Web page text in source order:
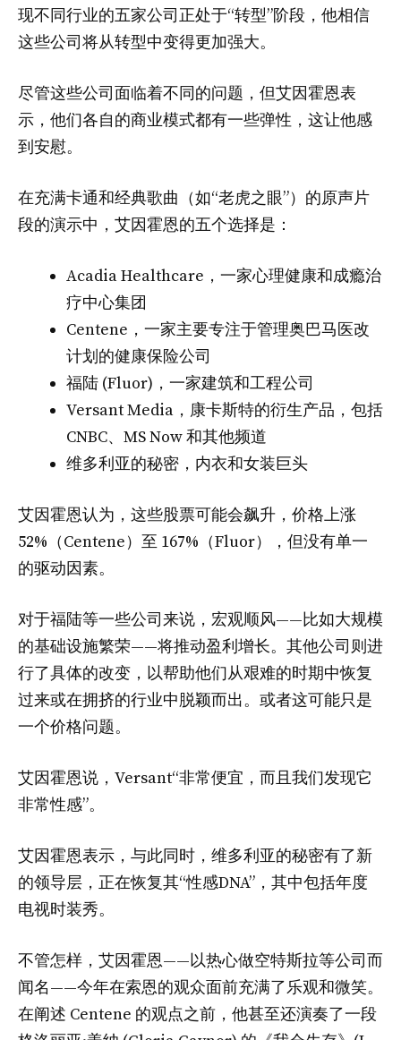
现不同行业的五家公司正处于“转型”阶段，他相信
这些公司将从转型中变得更加强大。
尽管这些公司面临着不同的问题，但艾因霍恩表
示，他们各自的商业模式都有一些弹性，这让他感
到安慰。
在充满卡通和经典歌曲（如“老虎之眼”）的原声片
段的演示中，艾因霍恩的五个选择是：
Acadia Healthcare，一家心理健康和成瘾治
疗中心集团
Centene，一家主要专注于管理奥巴马医改
计划的健康保险公司
福陆 (Fluor)，一家建筑和工程公司
Versant Media，康卡斯特的衍生产品，包括
CNBC、MS Now 和其他频道
维多利亚的秘密，内衣和女装巨头
艾因霍恩认为，这些股票可能会飙升，价格上涨
52%（Centene）至 167%（Fluor），但没有单一
的驱动因素。
对于福陆等一些公司来说，宏观顺风——比如大规模
的基础设施繁荣——将推动盈利增长。其他公司则进
行了具体的改变，以帮助他们从艰难的时期中恢复
过来或在拥挤的行业中脱颖而出。或者这可能只是
一个价格问题。
艾因霍恩说，Versant“非常便宜，而且我们发现它
非常性感”。
艾因霍恩表示，与此同时，维多利亚的秘密有了新
的领导层，正在恢复其“性感DNA”，其中包括年度
电视时装秀。
不管怎样，艾因霍恩——以热心做空特斯拉等公司而
闻名——今年在索恩的观众面前充满了乐观和微笑。
在阐述 Centene 的观点之前，他甚至还演奏了一段